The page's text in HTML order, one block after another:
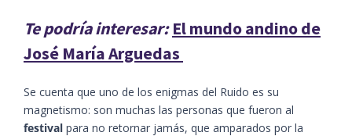
Te podría interesar: El mundo andino de
José María Arguedas
Se cuenta que uno de los enigmas del Ruido es su
magnetismo: son muchas las personas que fueron al
festival para no retornar jamás, que amparados por la